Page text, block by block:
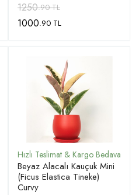
1250.90 TL
1000.90 TL
Beyaz Alacalı Kauçuk Mini
(Ficus Elastica Tineke)
Curvy